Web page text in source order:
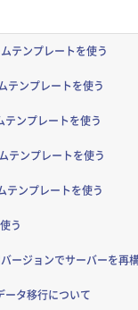
テンプレートを使う
テンプレートを使う
ンプレートを使う
テンプレートを使う
ンプレートを使う
う
ージョンでサーバーを再
タ移行について